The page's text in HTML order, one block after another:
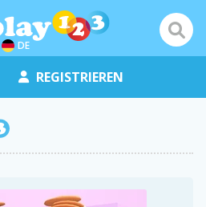
DE
REGISTRIEREN